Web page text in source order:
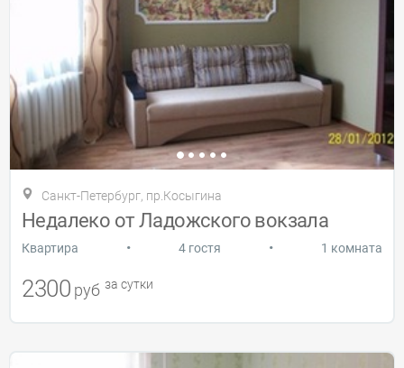
Санкт-Петербург, пр.Косыгина
Недалеко от Ладожского вокзала
Квартира • 4 гостя • 1 комната
2300 руб за сутки